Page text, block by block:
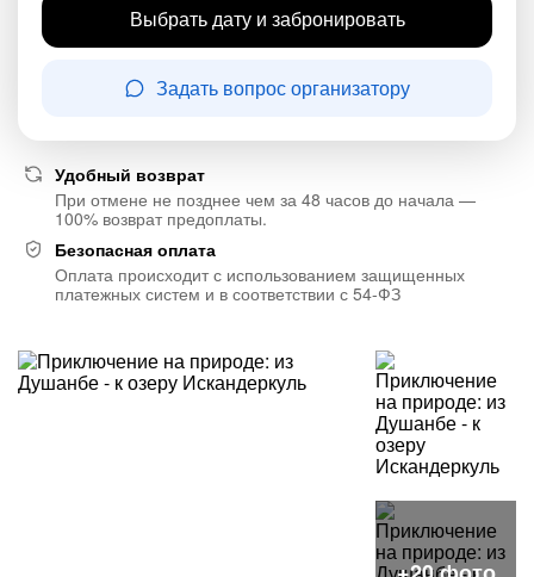
Выбрать дату и забронировать
Задать вопрос организатору
Удобный возврат
При отмене не позднее чем за 48 часов до начала —
100% возврат предоплаты.
Безопасная оплата
Оплата происходит с использованием защищенных
платежных систем и в соответствии с 54-ФЗ